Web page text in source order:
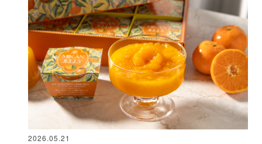
2026.05.21